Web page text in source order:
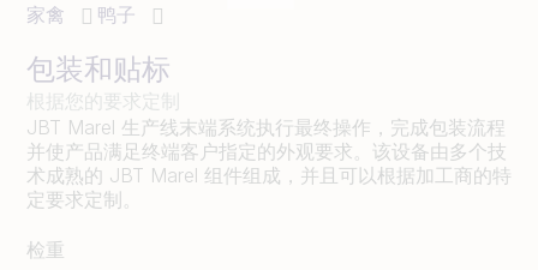
家禽 鸭子
包装和贴标
根据您的要求定制
JBT Marel 生产线末端系统执行最终操作，完成包装流程
并使产品满足终端客户指定的外观要求。该设备由多个技
术成熟的 JBT Marel 组件组成，并且可以根据加工商的特
定要求定制。
检重